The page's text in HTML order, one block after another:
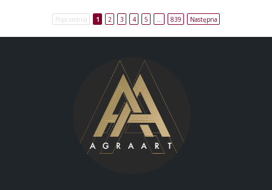
Poprzednia 1 2 3 4 5 839 Następna